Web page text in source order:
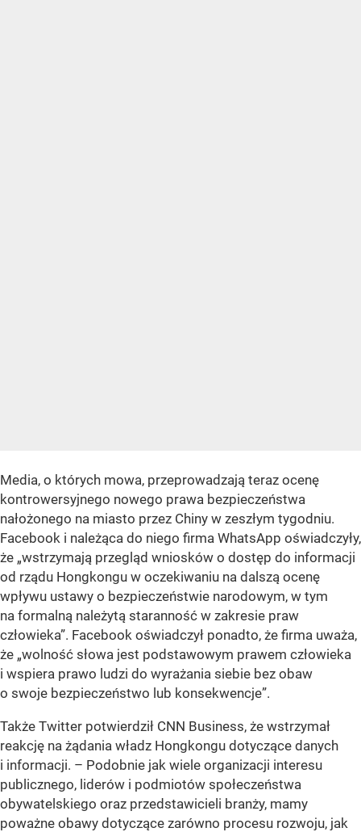
Media, o których mowa, przeprowadzają teraz ocenę
kontrowersyjnego nowego prawa bezpieczeństwa
nałożonego na miasto przez Chiny w zeszłym tygodniu.
Facebook i należąca do niego firma WhatsApp oświadczyły,
że „wstrzymają przegląd wniosków o dostęp do informacji
od rządu Hongkongu w oczekiwaniu na dalszą ocenę
wpływu ustawy o bezpieczeństwie narodowym, w tym
na formalną należytą staranność w zakresie praw
człowieka”. Facebook oświadczył ponadto, że firma uważa,
że „wolność słowa jest podstawowym prawem człowieka
i wspiera prawo ludzi do wyrażania siebie bez obaw
o swoje bezpieczeństwo lub konsekwencje”.
Także Twitter potwierdził CNN Business, że wstrzymał
reakcję na żądania władz Hongkongu dotyczące danych
i informacji. – Podobnie jak wiele organizacji interesu
publicznego, liderów i podmiotów społeczeństwa
obywatelskiego oraz przedstawicieli branży, mamy
poważne obawy dotyczące zarówno procesu rozwoju, jak